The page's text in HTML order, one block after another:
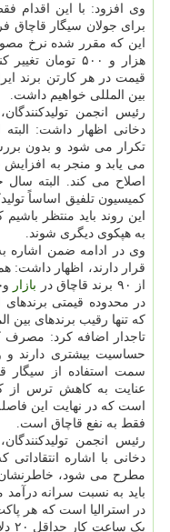
وی افزود: با این اقدام
برای جولان سیگار قاچاق
بین المللی خواهیم داشت.
رئیس انجمن
دخانی اظهار داشت:
تکرار می شود و بدون
می یابد و منجر به
اصلاح می کند. البته
کمیسیون تلفیق اساساً
این روند باید منتظر
به هپکوی دیگری شوند.
از ۹۰ برند قاچاق در
بازار
در محدوده قیمتی
که تنها رقیب برندهای بین
تاجدار اضافه کرد: مصرف
حساسیت بیشتری دارند و
سمت استفاده از سیگار
عنایت به کاهش ترس از
است که در نهایت این
فقط به نفع قاچاق است.
رئیس انجمن
دخانی با اشاره
مطرح می شود،
باید به نسبت سرانه
یک